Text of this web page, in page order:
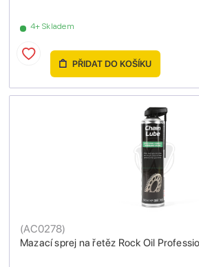
4+ Skladem
PŘIDAT DO KOŠÍKU
Mazací sprej na řetěz Rock Oil
(AC0278)